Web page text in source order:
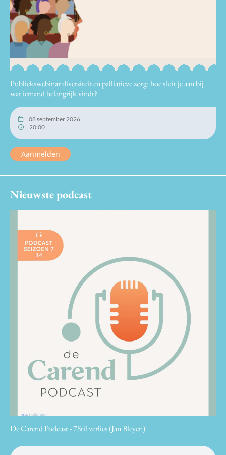
Publiekswebinar diversiteit en palliatieve zorg: hoe sluit je aan bij
wat iemand belangrijk vindt?
08 september 2026
20:00
Aanmelden
Nieuwste podcast
De Carend Podcast - 7Stil verlies (Jan Bleyen)